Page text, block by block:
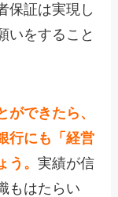
保証は実現し
いをすること
ができたら、
行にも「経営
う。実績が信
もはたらい